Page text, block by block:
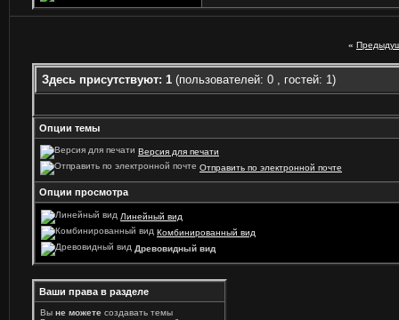
«
Здесь присутствуют: 1 (пользователей: 0 , гостей: 1)
Опции темы
Версия для печати
Отправить по электронной почте
Опции просмотра
Линейный вид
Комбинированный вид
Древовидный вид
Ваши права в разделе
Вы не можете создавать темы